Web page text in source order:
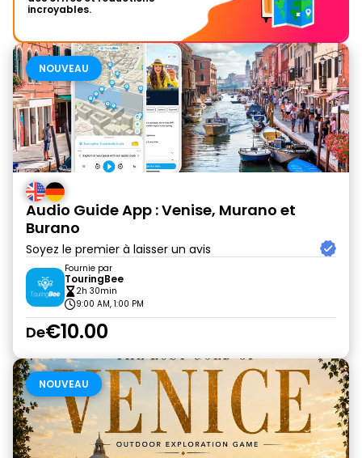
incroyables.
NOUVEAU
Audio Guide App : Venise, Murano et
Burano
Soyez le premier à laisser un avis
Fournie par
TouringBee
2h 30min
9:00 AM, 1:00 PM
De€10.00
NOUVEAU